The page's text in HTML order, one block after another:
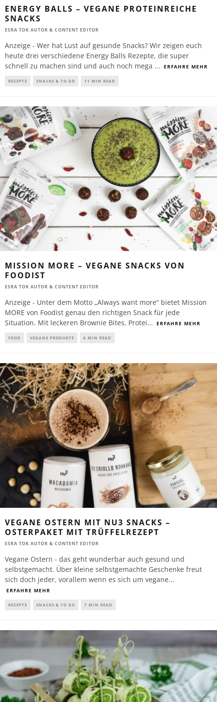
ENERGY BALLS – VEGANE PROTEINREICHE
SNACKS
ESRA TOK AUTOR & CONTENT EDITOR
Anzeige - Wer hat Lust auf gesunde Snacks? Wir zeigen euch
heute drei verschiedene Energy Balls Rezepte, die super
schnell zu machen sind und auch noch mega ... ERFAHRE MEHR
REZEPTE SNACKS & TO GO 11 MIN READ
MISSION MORE – VEGANE SNACKS VON
FOODIST
ESRA TOK AUTOR & CONTENT EDITOR
Anzeige - Unter dem Motto „Always want more“ bietet Mission
MORE von Foodist genau den richtigen Snack für jede
Situation. Mit leckeren Brownie Bites, Protei... ERFAHRE MEHR
FOOD VEGANE PRODUKTE 6 MIN READ
VEGANE OSTERN MIT NU3 SNACKS –
OSTERPAKET MIT TRÜFFELREZEPT
ESRA TOK AUTOR & CONTENT EDITOR
Vegane Ostern - das geht wunderbar auch gesund und
selbstgemacht. Über kleine selbstgemachte Geschenke freut
sich doch jeder, vorallem wenn es sich um vegane...
ERFAHRE MEHR
REZEPTE SNACKS & TO GO 7 MIN READ